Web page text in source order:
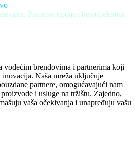
Pametne opcije i besprijekorna
vodećim brendovima i partnerima koji
Naša mreža uključuje
partnere, omogućavajući nam
i usluge na tržištu. Zajedno,
vaša očekivanja i unapređuju vašu